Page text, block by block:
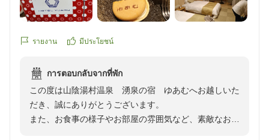
貴重なご意見及び素敵なお便りを頂き感謝申し上げま
おります。
盛夏の候、ご自愛専一の程をお祈りいたします。
รายงาน มีประโยชน์
การตอบกลับจากที่พัก
この度は山陰湯村温泉 湧泉の宿 ゆあむへお越しいた
だき、誠にありがとうございます。
また、お食事の様子やお部屋の雰囲気など、素敵なお写